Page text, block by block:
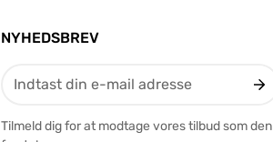
NYHEDSBREV
Tilmeld dig for at modtage vores tilbud som den